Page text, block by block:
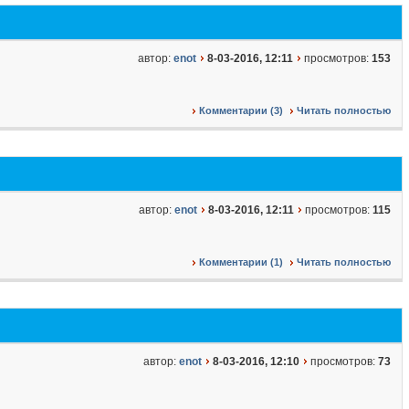
автор: enot 8-03-2016, 12:11 просмотров: 153
Комментарии (3) Читать полностью
автор: enot 8-03-2016, 12:11 просмотров: 115
Комментарии (1) Читать полностью
автор: enot 8-03-2016, 12:10 просмотров: 73